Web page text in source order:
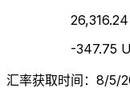
-347.75
汇率获取时间：8/5/